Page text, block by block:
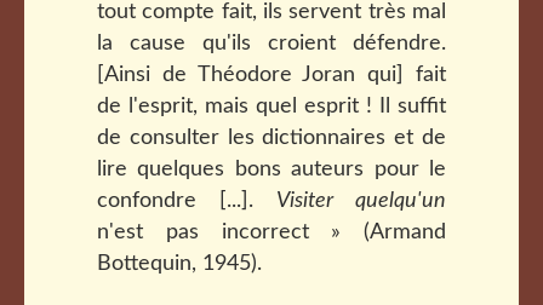
tout compte fait, ils servent très mal
la cause qu'ils croient défendre.
[Ainsi de Théodore Joran qui] fait
de l'esprit, mais quel esprit ! Il suffit
de consulter les dictionnaires et de
lire quelques bons auteurs pour le
confondre [...]. Visiter quelqu'un
n'est pas incorrect » (Armand
Bottequin, 1945).